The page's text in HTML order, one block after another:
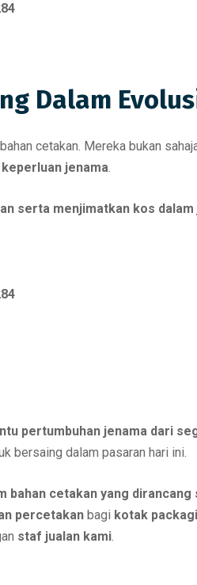
Dalam
cetakan. Mereka bukan
jenama
serta menjimatkan kos dalam
pertumbuhan jenama dari
bersaing dalam pasaran hari ini.
bahan cetakan yang
percetakan bagi kotak
staf jualan kami.